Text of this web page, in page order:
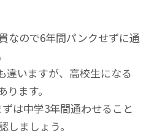
なので6年間パンクせずに通
違いますが、高校生になる
ます。
は中学3年間通わせること
ましょう。